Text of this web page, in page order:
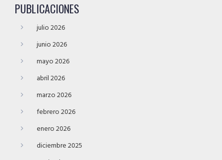
PUBLICACIONES
julio 2026
junio 2026
mayo 2026
abril 2026
marzo 2026
febrero 2026
enero 2026
diciembre 2025